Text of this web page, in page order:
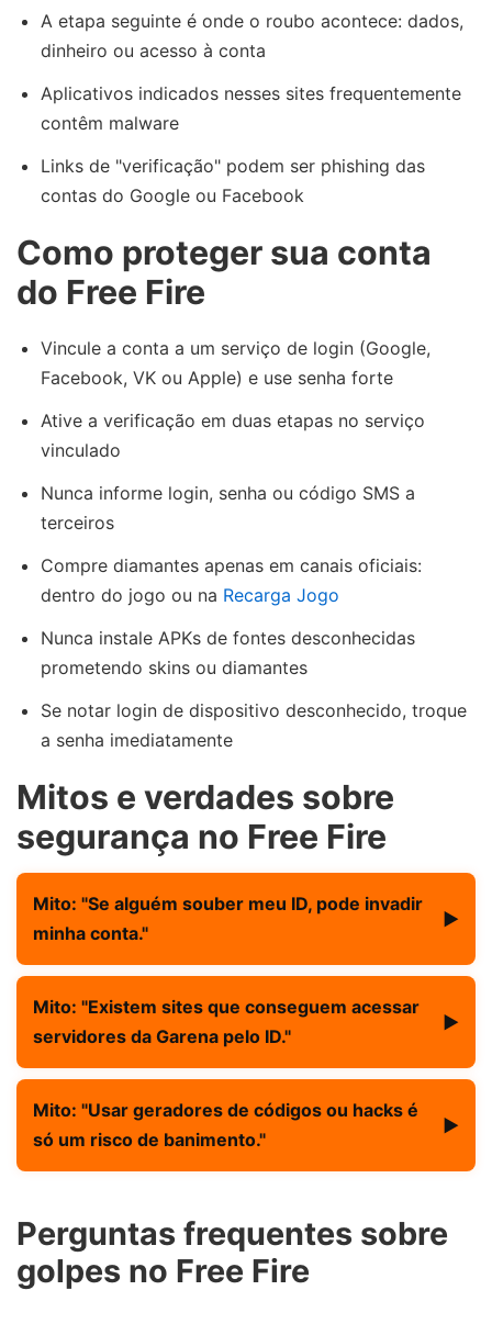
A etapa seguinte é onde o roubo acontece: dados,
dinheiro ou acesso à conta
Aplicativos indicados nesses sites frequentemente
contêm malware
Links de "verificação" podem ser phishing das
contas do Google ou Facebook
Como proteger sua conta
do Free Fire
Vincule a conta a um serviço de login (Google,
Facebook, VK ou Apple) e use senha forte
Ative a verificação em duas etapas no serviço
vinculado
Nunca informe login, senha ou código SMS a
terceiros
Compre diamantes apenas em canais oficiais:
dentro do jogo ou na Recarga Jogo
Nunca instale APKs de fontes desconhecidas
prometendo skins ou diamantes
Se notar login de dispositivo desconhecido, troque
a senha imediatamente
Mitos e verdades sobre
segurança no Free Fire
Mito: "Se alguém souber meu ID, pode invadir
minha conta."
▶
Verdade: O ID é um identificador público. Por si só,
não permite acesso a dados de login, senha ou conta.
É equivalente ao número do seu perfil público.
Mito: "Existem sites que conseguem acessar
servidores da Garena pelo ID."
▶
Verdade:
Os servidores da Garena têm autenticação
própria e não podem ser acessados por ferramentas
Mito: "Usar geradores de códigos ou hacks é
só um risco de banimento."
▶
aplicativos contêm malware que rouba dados
pessoais, senhas e acesso a contas bancárias.
Perguntas frequentes sobre
golpes no Free Fire